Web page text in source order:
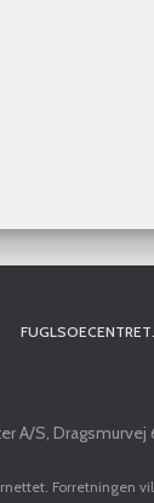
A/S, Dragsmurvej